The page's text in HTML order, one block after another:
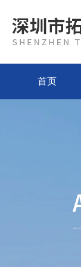
首页